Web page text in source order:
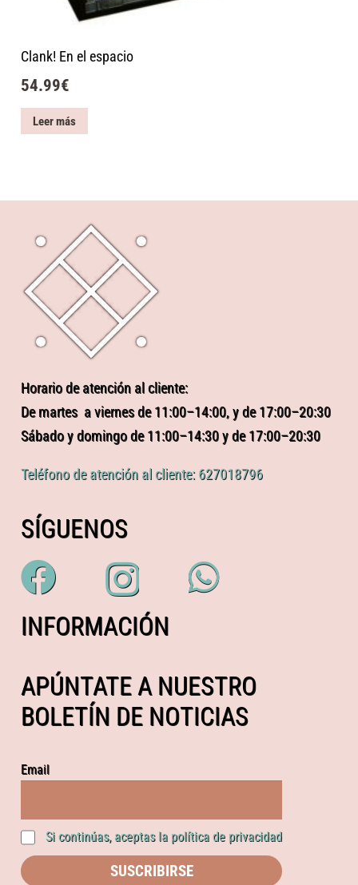
Clank! En el espacio
54.99€
Leer más
Horario de atención al cliente:
De martes a viernes de 11:00–14:00, y de 17:00–20:30
Sábado y domingo de 11:00–14:30 y de 17:00–20:30
Teléfono de atención al cliente: 627018796
SÍGUENOS
INFORMACIÓN
APÚNTATE A NUESTRO
BOLETÍN DE NOTICIAS
Email
Si continúas, aceptas la política de privacidad